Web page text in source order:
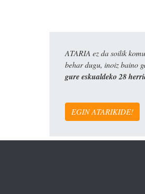
ATARIA ez da soilik
behar dugu, inoiz baino
gure eskualdeko 28
EGIN ATARIKIDE!